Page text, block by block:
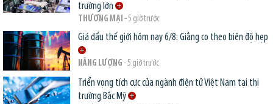
trường lớn
THƯƠNG MẠI - 5 giờ trước
Giá dầu thế giới hôm nay 6/8: Giằng co theo biên độ hẹp
NĂNG LƯỢNG - 5 giờ trước
Triển vọng tích cực của ngành điện tử Việt Nam tại thị
trường Bắc Mỹ